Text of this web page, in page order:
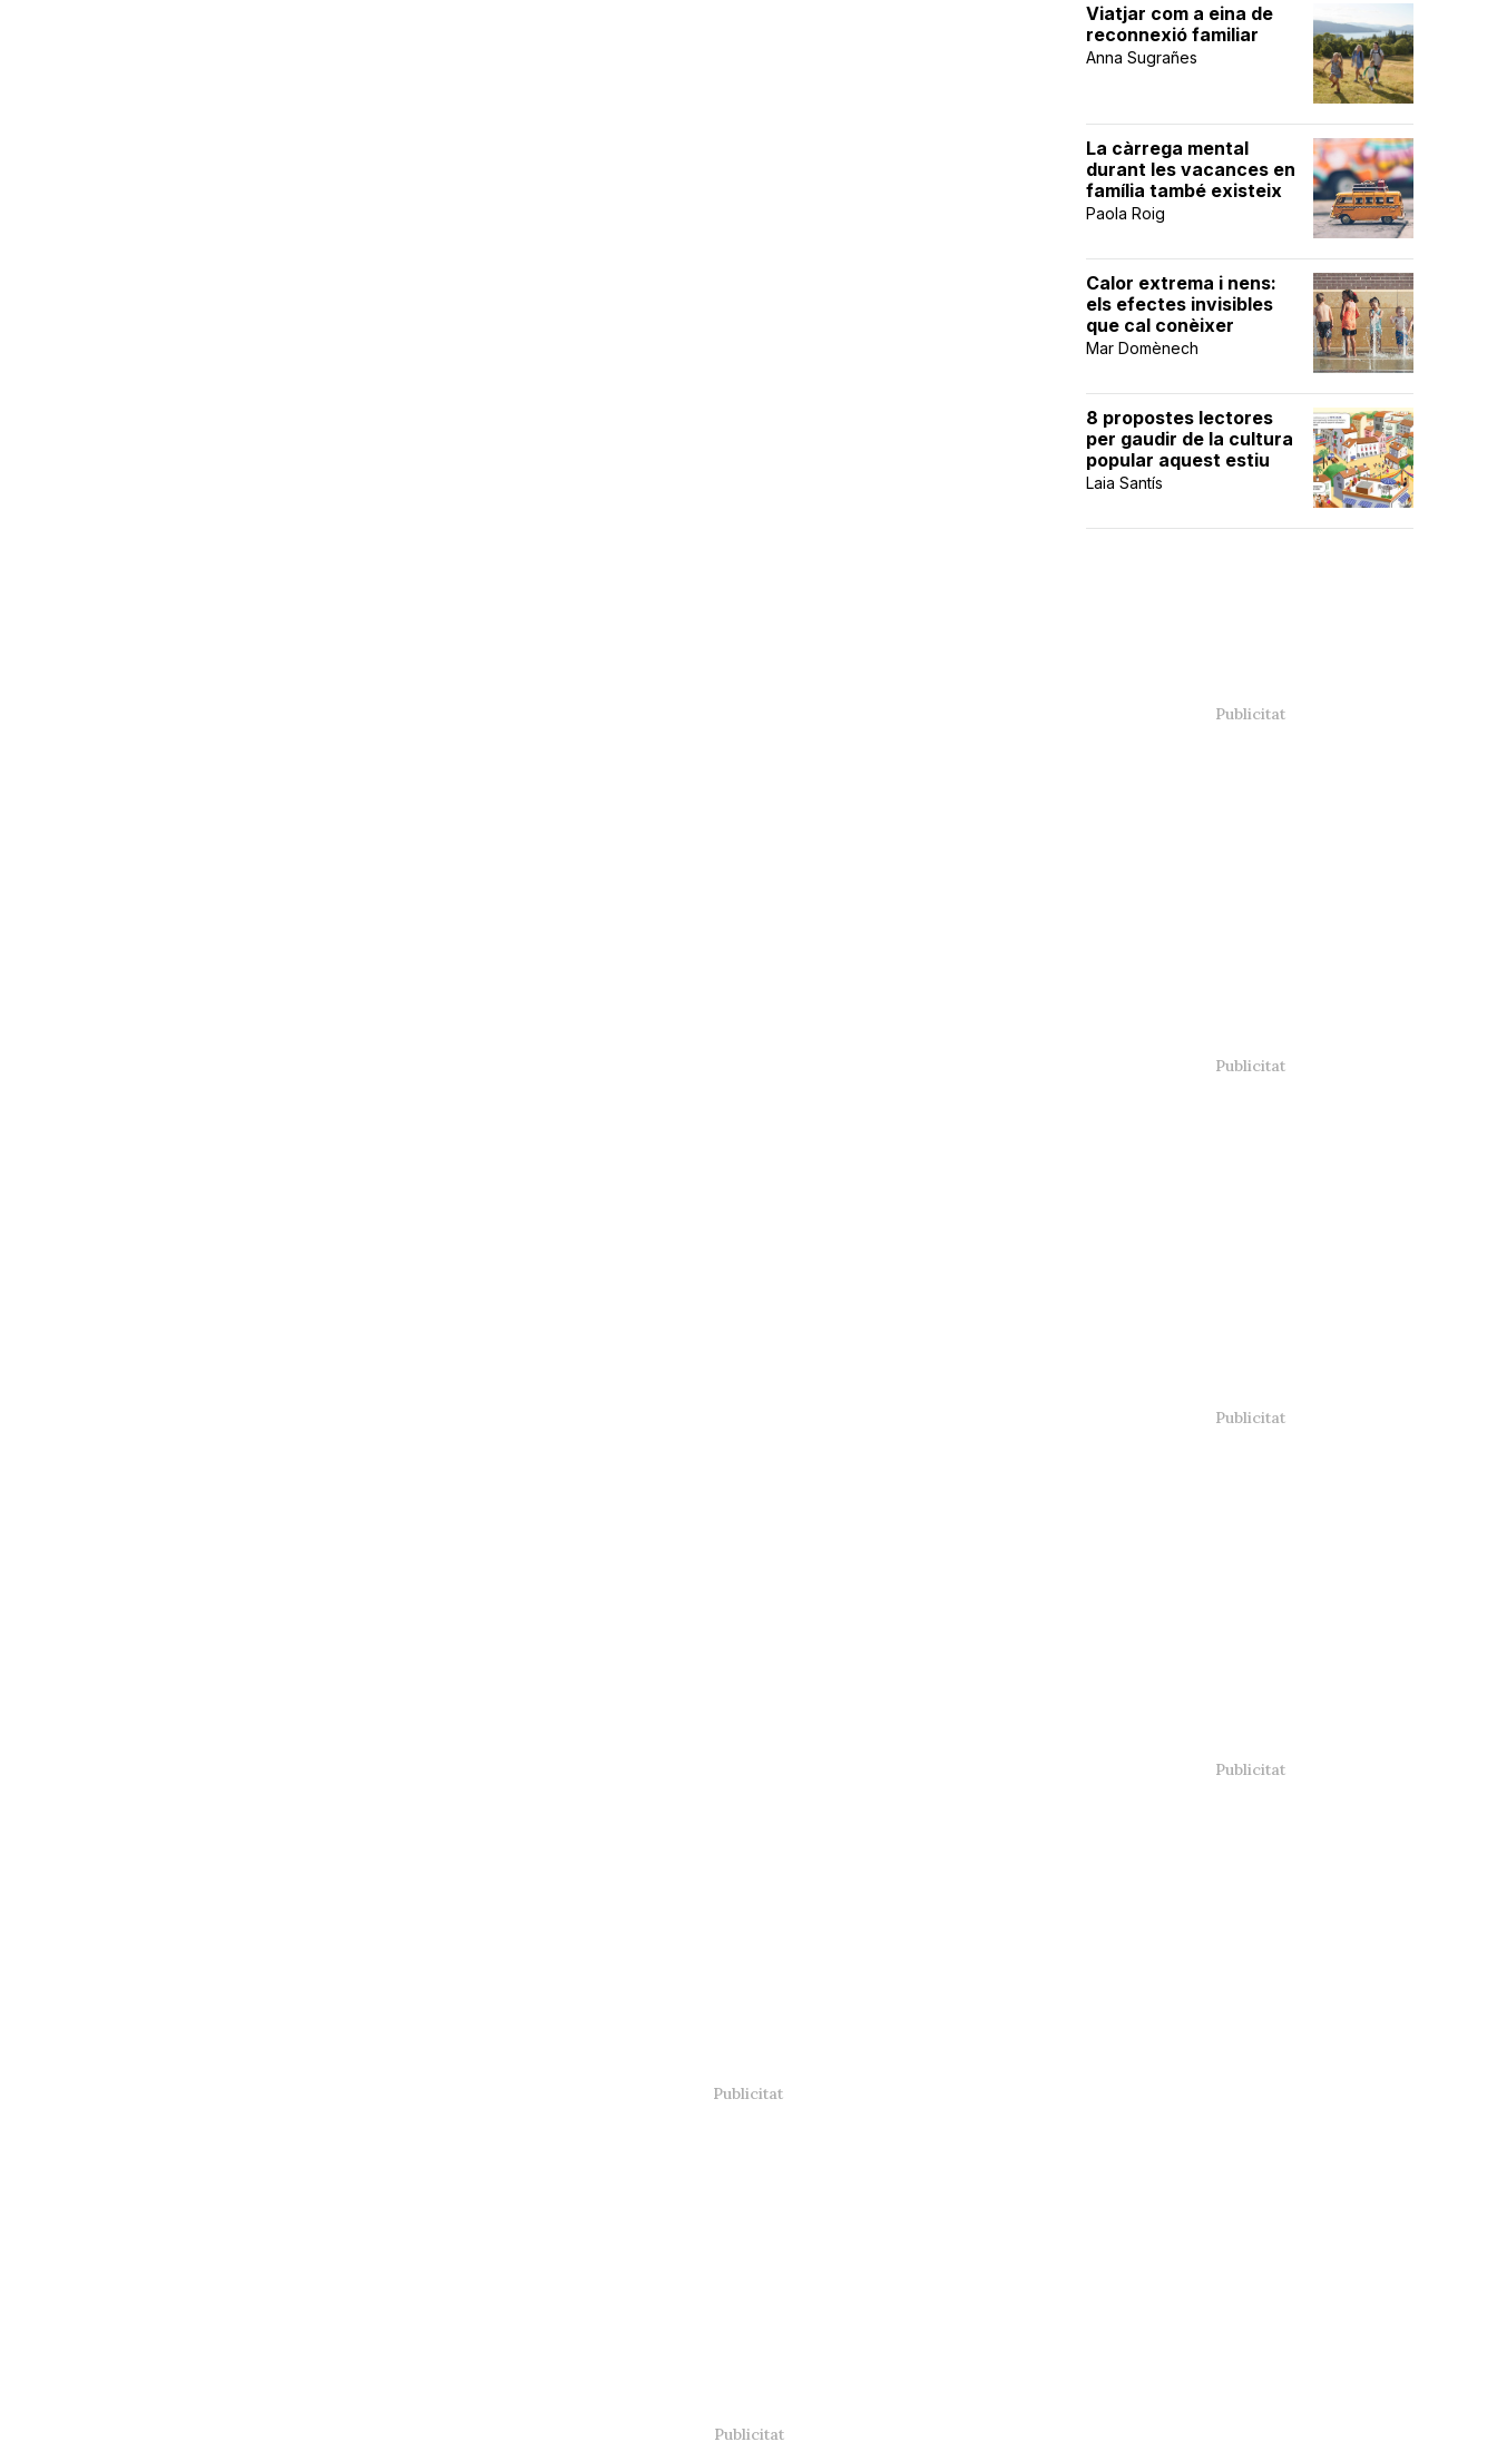
Viatjar com a eina de
reconnexió familiar
Anna Sugrañes
La càrrega mental
durant les vacances en
família també existeix
Paola Roig
Calor extrema i nens:
els efectes invisibles
que cal conèixer
Mar Domènech
8 propostes lectores
per gaudir de la cultura
popular aquest estiu
Laia Santís